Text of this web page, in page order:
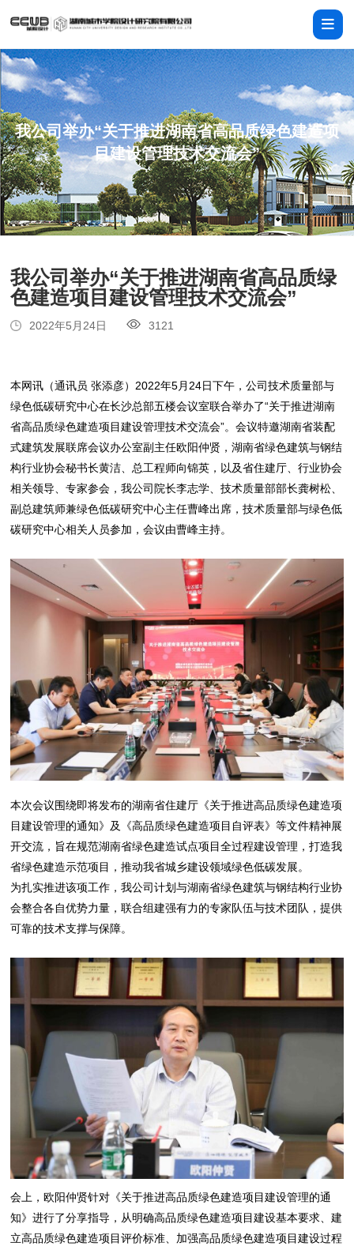
我公司举办“关于推进湖南省高品质绿色建造项
目建设管理技术交流会”
我公司举办“关于推进湖南省高品质绿
色建造项目建设管理技术交流会”
2022年5月24日 3121
本网讯（通讯员 张添彦）2022年5月24日下午，公司技术质量部与
绿色低碳研究中心在长沙总部五楼会议室联合举办了“关于推进湖南
省高品质绿色建造项目建设管理技术交流会”。会议特邀湖南省装配
式建筑发展联席会议办公室副主任欧阳仲贤，湖南省绿色建筑与钢结
构行业协会秘书长黄洁、总工程师向锦英，以及省住建厅、行业协会
相关领导、专家参会，我公司院长李志学、技术质量部部长龚树松、
副总建筑师兼绿色低碳研究中心主任曹峰出席，技术质量部与绿色低
碳研究中心相关人员参加，会议由曹峰主持。
本次会议围绕即将发布的湖南省住建厅《关于推进高品质绿色建造项
目建设管理的通知》及《高品质绿色建造项目自评表》等文件精神展
开交流，旨在规范湖南省绿色建造试点项目全过程建设管理，打造我
省绿色建造示范项目，推动我省城乡建设领域绿色低碳发展。
为扎实推进该项工作，我公司计划与湖南省绿色建筑与钢结构行业协
会整合各自优势力量，联合组建强有力的专家队伍与技术团队，提供
可靠的技术支撑与保障。
会上，欧阳仲贤针对《关于推进高品质绿色建造项目建设管理的通
知》进行了分享指导，从明确高品质绿色建造项目建设基本要求、建
立高品质绿色建造项目评价标准、加强高品质绿色建造项目建设过程